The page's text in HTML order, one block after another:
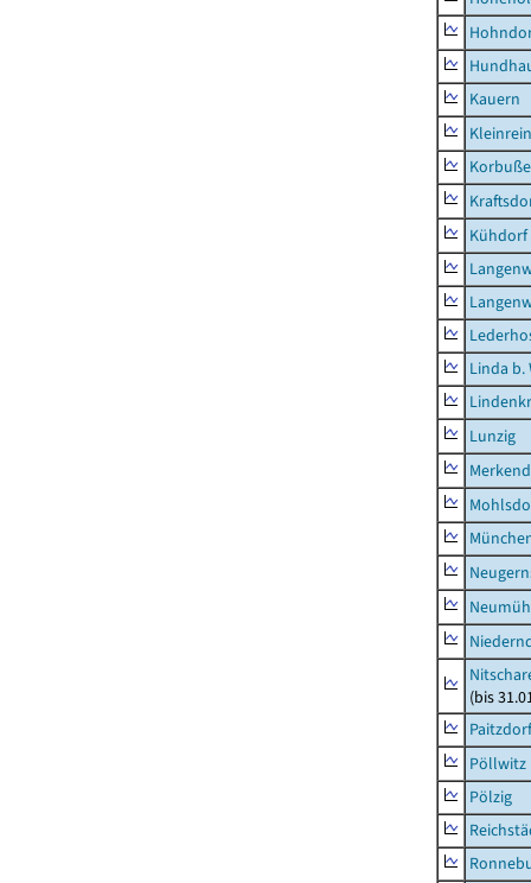
Kauern
Kühdorf
Linda b.
Lunzig
(bis
Paitzdorf
Pöllwitz
Pölzig